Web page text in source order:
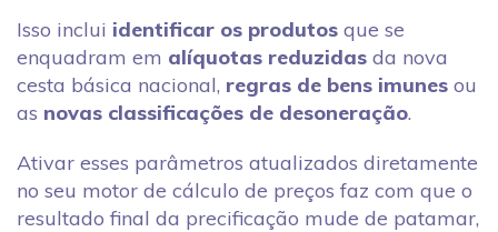
Isso inclui identificar os produtos que se
enquadram em alíquotas reduzidas da nova
cesta básica nacional, regras de bens imunes ou
as novas classificações de desoneração.
Ativar esses parâmetros atualizados diretamente
no seu motor de cálculo de preços faz com que o
resultado final da precificação mude de patamar,